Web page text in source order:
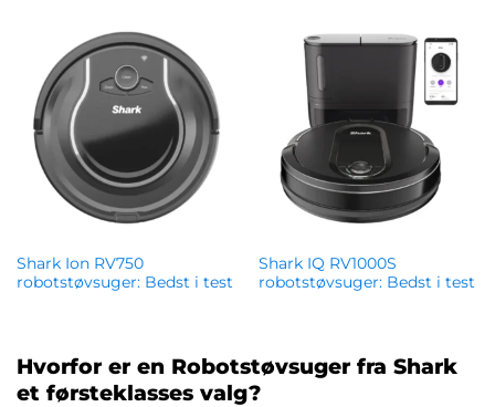
Shark Ion RV750
robotstøvsuger: Bedst i test
Shark IQ RV1000S
robotstøvsuger: Bedst i test
Hvorfor er en Robotstøvsuger fra Shark
et førsteklasses valg?